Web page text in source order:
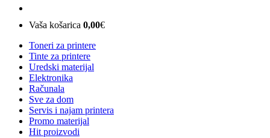
Vaša košarica 0,00€
Toneri za printere
Tinte za printere
Uredski materijal
Elektronika
Računala
Sve za dom
Servis i najam printera
Promo materijal
Hit proizvodi